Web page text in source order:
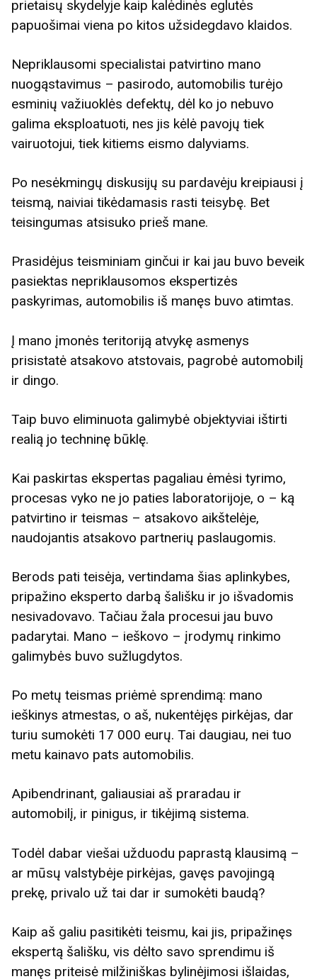
prietaisų skydelyje kaip kalėdinės eglutės
papuošimai viena po kitos užsidegdavo klaidos.
Nepriklausomi specialistai patvirtino mano
nuogąstavimus – pasirodo, automobilis turėjo
esminių važiuoklės defektų, dėl ko jo nebuvo
galima eksploatuoti, nes jis kėlė pavojų tiek
vairuotojui, tiek kitiems eismo dalyviams.
Po nesėkmingų diskusijų su pardavėju kreipiausi į
teismą, naiviai tikėdamasis rasti teisybę. Bet
teisingumas atsisuko prieš mane.
Prasidėjus teisminiam ginčui ir kai jau buvo beveik
pasiektas nepriklausomos ekspertizės
paskyrimas, automobilis iš manęs buvo atimtas.
Į mano įmonės teritoriją atvykę asmenys
prisistatė atsakovo atstovais, pagrobė automobilį
ir dingo.
Taip buvo eliminuota galimybė objektyviai ištirti
realią jo techninę būklę.
Kai paskirtas ekspertas pagaliau ėmėsi tyrimo,
procesas vyko ne jo paties laboratorijoje, o – ką
patvirtino ir teismas – atsakovo aikštelėje,
naudojantis atsakovo partnerių paslaugomis.
Berods pati teisėja, vertindama šias aplinkybes,
pripažino eksperto darbą šališku ir jo išvadomis
nesivadovavo. Tačiau žala procesui jau buvo
padarytai. Mano – ieškovo – įrodymų rinkimo
galimybės buvo sužlugdytos.
Po metų teismas priėmė sprendimą: mano
ieškinys atmestas, o aš, nukentėjęs pirkėjas, dar
turiu sumokėti 17 000 eurų. Tai daugiau, nei tuo
metu kainavo pats automobilis.
Apibendrinant, galiausiai aš praradau ir
automobilį, ir pinigus, ir tikėjimą sistema.
Todėl dabar viešai užduodu paprastą klausimą –
ar mūsų valstybėje pirkėjas, gavęs pavojingą
prekę, privalo už tai dar ir sumokėti baudą?
Kaip aš galiu pasitikėti teismu, kai jis, pripažinęs
ekspertą šališku, vis dėlto savo sprendimu iš
manęs priteisė milžiniškas bylinėjimosi išlaidas,